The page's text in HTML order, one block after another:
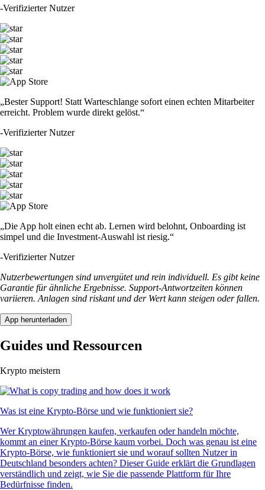
-Verifizierter Nutzer
„Bester Support! Statt Warteschlange sofort einen echten Mitarbeiter
erreicht. Problem wurde direkt gelöst.“
-Verifizierter Nutzer
„Die App holt einen echt ab. Lernen wird belohnt, Onboarding ist
simpel und die Investment-Auswahl ist riesig.“
-Verifizierter Nutzer
Nutzerbewertungen sind unvergütet und rein individuell. Es gibt keine
Garantie für ähnliche Ergebnisse. Support-Antwortzeiten können
variieren. Anlagen sind riskant und der Wert kann steigen oder fallen.
App herunterladen
Guides und Ressourcen
Krypto meistern
Was ist eine Krypto-Börse und wie funktioniert sie?
Wer Kryptowährungen kaufen, verkaufen oder handeln möchte,
kommt an einer Krypto-Börse kaum vorbei. Doch was genau ist eine
Krypto-Börse, wie funktioniert sie und worauf sollten Nutzer in
Deutschland besonders achten? Dieser Guide erklärt die Grundlagen
verständlich und zeigt, wie Sie die passende Plattform für Ihre
Bedürfnisse finden.